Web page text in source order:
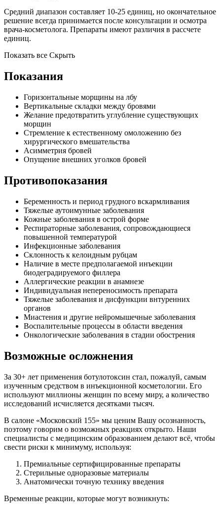
Средний диапазон составляет 10-25 единиц, но окончательное
решение всегда принимается после консультации и осмотра
врача-косметолога. Препараты имеют различия в рассчете
единиц.
Показать все Скрыть
Показания
Горизонтальные морщины на лбу
Вертикальные складки между бровями
Желание предотвратить углубление существующих
морщин
Стремление к естественному омоложению без
хирургического вмешательства
Асимметрия бровей
Опущение внешних уголков бровей
Противопоказания
Беременность и период грудного вскармливания
Тяжелые аутоимунные заболевания
Кожные заболевания в острой форме
Респираторные заболевания, сопровождающиеся
повышенной температурой
Инфекционные заболевания
Склонность к келоидным рубцам
Наличие в месте предполагаемой инъекции
биодеградируемого филлера
Аллергические реакции в анамнезе
Индивидуальная непереносимость препарата
Тяжелые заболевания и дисфункции внтуренних
органов
Миастения и другие нейромышечные заболевания
Воспалительные процессы в области введения
Онкологические заболевания в стадии обострения
Возможные осложнения
За 30+ лет применения ботулотоксин стал, пожалуй, самым
изученным средством в инъекционной косметологии. Его
используют миллионы женщин по всему миру, а количество
исследований исчисляется десятками тысяч.
В салоне «Московский 155» мы ценим Вашу осознанность,
поэтому говорим о возможных реакциях открыто. Наши
специалисты с медицинским образованием делают всё, чтобы
свести риски к минимуму, используя:
Премиальные сертифицированные препараты
Стерильные одноразовые материалы
Анатомически точную технику введения
Временные реакции, которые могут возникнуть: